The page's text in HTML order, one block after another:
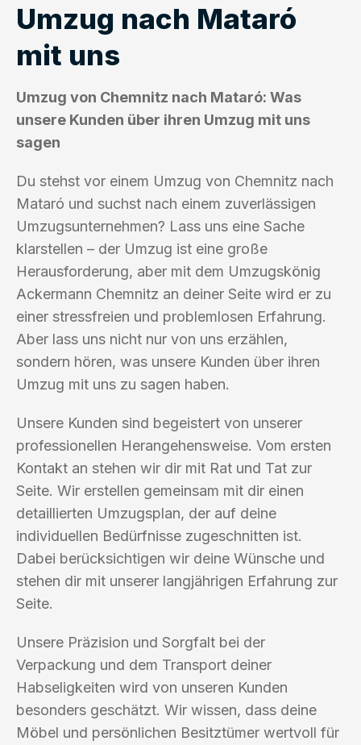
Umzug nach Mataró
mit uns
Umzug von Chemnitz nach Mataró: Was
unsere Kunden über ihren Umzug mit uns
sagen
Du stehst vor einem Umzug von Chemnitz nach
Mataró und suchst nach einem zuverlässigen
Umzugsunternehmen? Lass uns eine Sache
klarstellen – der Umzug ist eine große
Herausforderung, aber mit dem Umzugskönig
Ackermann Chemnitz an deiner Seite wird er zu
einer stressfreien und problemlosen Erfahrung.
Aber lass uns nicht nur von uns erzählen,
sondern hören, was unsere Kunden über ihren
Umzug mit uns zu sagen haben.
Unsere Kunden sind begeistert von unserer
professionellen Herangehensweise. Vom ersten
Kontakt an stehen wir dir mit Rat und Tat zur
Seite. Wir erstellen gemeinsam mit dir einen
detaillierten Umzugsplan, der auf deine
individuellen Bedürfnisse zugeschnitten ist.
Dabei berücksichtigen wir deine Wünsche und
stehen dir mit unserer langjährigen Erfahrung zur
Seite.
Unsere Präzision und Sorgfalt bei der
Verpackung und dem Transport deiner
Habseligkeiten wird von unseren Kunden
besonders geschätzt. Wir wissen, dass deine
Möbel und persönlichen Besitztümer wertvoll für